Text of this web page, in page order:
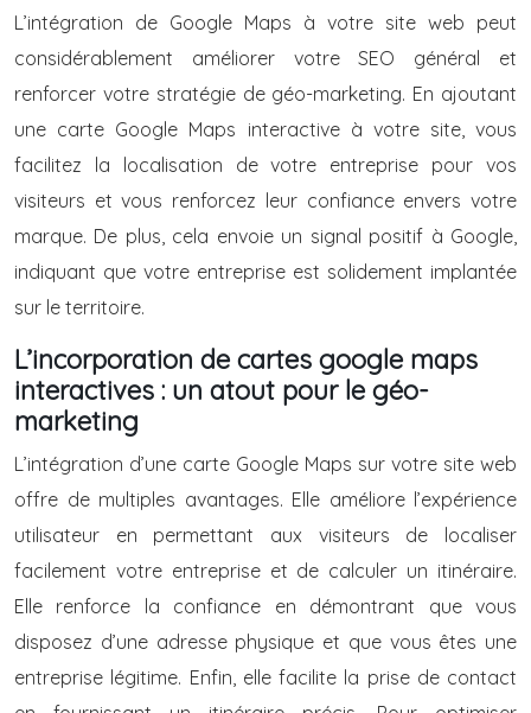
L’intégration de Google Maps à votre site web peut
considérablement améliorer votre SEO général et
renforcer votre stratégie de géo-marketing. En ajoutant
une carte Google Maps interactive à votre site, vous
facilitez la localisation de votre entreprise pour vos
visiteurs et vous renforcez leur confiance envers votre
marque. De plus, cela envoie un signal positif à Google,
indiquant que votre entreprise est solidement implantée
sur le territoire.
L’incorporation de cartes google maps
interactives : un atout pour le géo-
marketing
L’intégration d’une carte Google Maps sur votre site web
offre de multiples avantages. Elle améliore l’expérience
utilisateur en permettant aux visiteurs de localiser
facilement votre entreprise et de calculer un itinéraire.
Elle renforce la confiance en démontrant que vous
disposez d’une adresse physique et que vous êtes une
entreprise légitime. Enfin, elle facilite la prise de contact